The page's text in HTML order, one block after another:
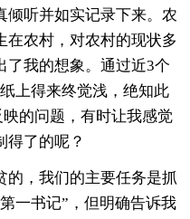
倾听并如实记录下来。农
在农村，对农村的现状多
了我的想象。通过近3个
上得来终觉浅，绝知此
的问题，有时让我感觉
得了的呢？
，我们的主要任务是抓
一书记”，但明确告诉我